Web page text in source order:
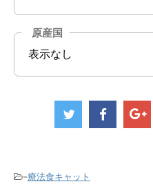
原産国
表示なし
-療法食キャット